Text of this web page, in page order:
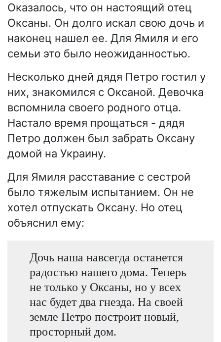
Оказалось, что он настоящий отец
Оксаны. Он долго искал свою дочь и
наконец нашел ее. Для Ямиля и его
семьи это было неожиданностью.
Несколько дней дядя Петро гостил у
них, знакомился с Оксаной. Девочка
вспомнила своего родного отца.
Настало время прощаться - дядя
Петро должен был забрать Оксану
домой на Украину.
Для Ямиля расставание с сестрой
было тяжелым испытанием. Он не
хотел отпускать Оксану. Но отец
объяснил ему:
Дочь наша навсегда останется
радостью нашего дома. Теперь
не только у Оксаны, но у всех
нас будет два гнезда. На своей
земле Петро построит новый,
просторный дом.